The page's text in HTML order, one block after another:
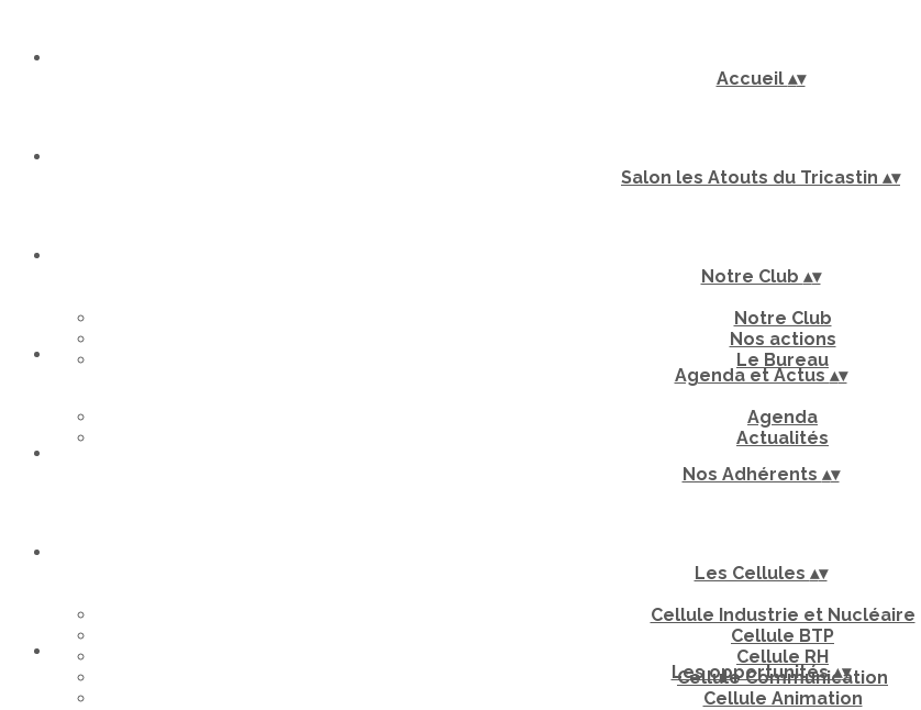
Accueil ▴▾
Salon les Atouts du Tricastin ▴▾
Notre Club ▴▾
Notre Club
Nos actions
Le Bureau
Agenda et Actus▴▾
Agenda
Actualités
Nos Adhérents ▴▾
Les Cellules ▴▾
Cellule Industrie et Nucléaire
Cellule BTP
Cellule RH
Cellule Communication
Cellule Animation
Les opportunités▴▾